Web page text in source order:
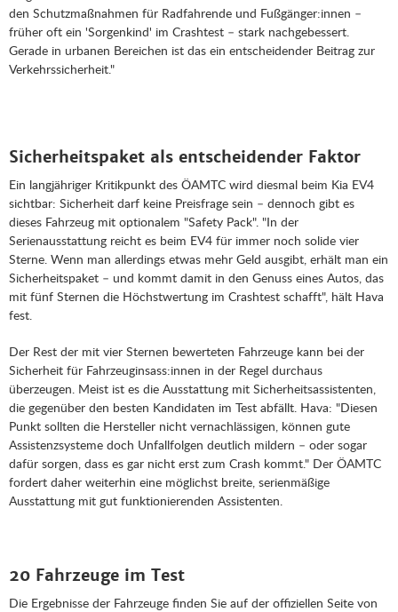
den Schutzmaßnahmen für Radfahrende und Fußgänger:innen –
früher oft ein 'Sorgenkind' im Crashtest – stark nachgebessert.
Gerade in urbanen Bereichen ist das ein entscheidender Beitrag zur
Verkehrssicherheit."
Sicherheitspaket als entscheidender Faktor
Ein langjähriger Kritikpunkt des ÖAMTC wird diesmal beim Kia EV4
sichtbar: Sicherheit darf keine Preisfrage sein – dennoch gibt es
dieses Fahrzeug mit optionalem "Safety Pack". "In der
Serienausstattung reicht es beim EV4 für immer noch solide vier
Sterne. Wenn man allerdings etwas mehr Geld ausgibt, erhält man ein
Sicherheitspaket – und kommt damit in den Genuss eines Autos, das
mit fünf Sternen die Höchstwertung im Crashtest schafft", hält Hava
fest.
Der Rest der mit vier Sternen bewerteten Fahrzeuge kann bei der
Sicherheit für Fahrzeuginsass:innen in der Regel durchaus
überzeugen. Meist ist es die Ausstattung mit Sicherheitsassistenten,
die gegenüber den besten Kandidaten im Test abfällt. Hava: "Diesen
Punkt sollten die Hersteller nicht vernachlässigen, können gute
Assistenzsysteme doch Unfallfolgen deutlich mildern – oder sogar
dafür sorgen, dass es gar nicht erst zum Crash kommt." Der ÖAMTC
fordert daher weiterhin eine möglichst breite, serienmäßige
Ausstattung mit gut funktionierenden Assistenten.
20 Fahrzeuge im Test
Die Ergebnisse der Fahrzeuge finden Sie auf der offiziellen Seite von